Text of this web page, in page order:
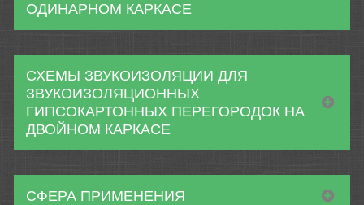
ОДИНАРНОМ КАРКАСЕ
СХЕМЫ ЗВУКОИЗОЛЯЦИИ ДЛЯ
ЗВУКОИЗОЛЯЦИОННЫХ
ГИПСОКАРТОННЫХ ПЕРЕГОРОДОК НА
ДВОЙНОМ КАРКАСЕ
СФЕРА ПРИМЕНЕНИЯ